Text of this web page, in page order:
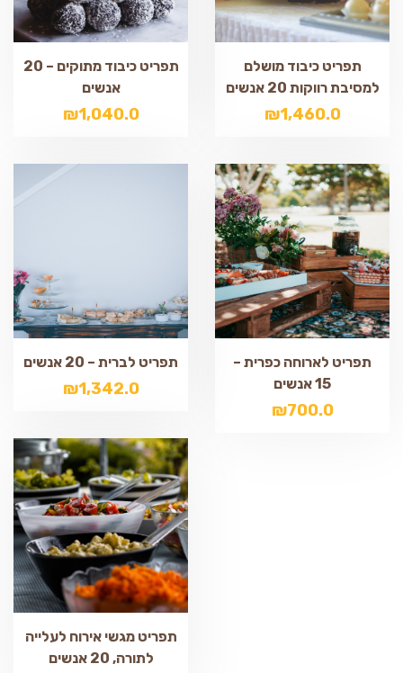
תפריט כיבוד מושלם
למסיבת רווקות 20 אנשים
₪1,460.0
תפריט כיבוד מתוקים – 20
אנשים
₪1,040.0
תפריט לארוחה כפרית –
15 אנשים
₪700.0
תפריט לברית – 20 אנשים
₪1,342.0
תפריט מגשי אירוח לעלייה
לתורה, 20 אנשים